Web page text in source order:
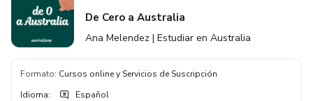
De Cero a Australia
Ana Melendez | Estudiar en Australia
Formato: Cursos online y Servicios de Suscripción
Idioma: Español